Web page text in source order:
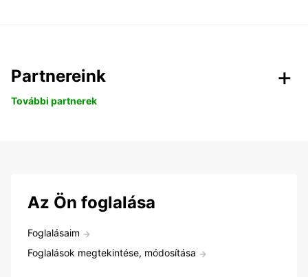
Partnereink
További partnerek
Az Ön foglalása
Foglalásaim
Foglalások megtekintése, módosítása